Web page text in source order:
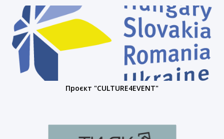
Проєкт "CULTURE4EVENT"